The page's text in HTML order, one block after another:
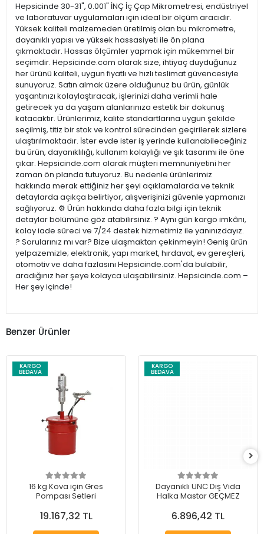
Hepsicinde 30-31", 0.001" İNÇ İç Çap Mikrometresi, endüstriyel
ve laboratuvar uygulamaları için ideal bir ölçüm aracıdır.
Yüksek kaliteli malzemeden üretilmiş olan bu mikrometre,
dayanıklı yapısı ve yüksek hassasiyeti ile ön plana
çıkmaktadır. Hassas ölçümler yapmak için mükemmel bir
seçimdir. Hepsicinde.com olarak size, ihtiyaç duyduğunuz
her ürünü kaliteli, uygun fiyatlı ve hızlı teslimat güvencesiyle
sunuyoruz. Satın almak üzere olduğunuz bu ürün, günlük
yaşantınızı kolaylaştıracak, işlerinizi daha verimli hale
getirecek ya da yaşam alanlarınıza estetik bir dokunuş
katacaktır. Ürünlerimiz, kalite standartlarına uygun şekilde
seçilmiş, titiz bir stok ve kontrol sürecinden geçirilerek sizlere
ulaştırılmaktadır. İster evde ister iş yerinde kullanabileceğiniz
bu ürün, dayanıklılığı, kullanım kolaylığı ve şık tasarımı ile öne
çıkar. Hepsicinde.com olarak müşteri memnuniyetini her
zaman ön planda tutuyoruz. Bu nedenle ürünlerimiz
hakkında merak ettiğiniz her şeyi açıklamalarda ve teknik
detaylarda açıkça belirtiyor, alışverişinizi güvenle yapmanızı
sağlıyoruz. ⚙️ Ürün hakkında daha fazla bilgi için teknik
detaylar bölümüne göz atabilirsiniz. ? Aynı gün kargo imkânı,
kolay iade süreci ve 7/24 destek hizmetimiz ile yanınızdayız.
? Sorularınız mı var? Bize ulaşmaktan çekinmeyin! Geniş ürün
yelpazemizle; elektronik, yapı market, hırdavat, ev gereçleri,
otomotiv ve daha fazlasını Hepsicinde.com'da bulabilir,
aradığınız her şeye kolayca ulaşabilirsiniz. Hepsicinde.com –
Her şey içinde!
Benzer Ürünler
KARGO
BEDAVA
16 kg Kova için Gres
Pompası Setleri
19.167,32 TL
KARGO
BEDAVA
Dayanıklı UNC Diş Vida
Halka Mastar GEÇMEZ
6.896,42 TL